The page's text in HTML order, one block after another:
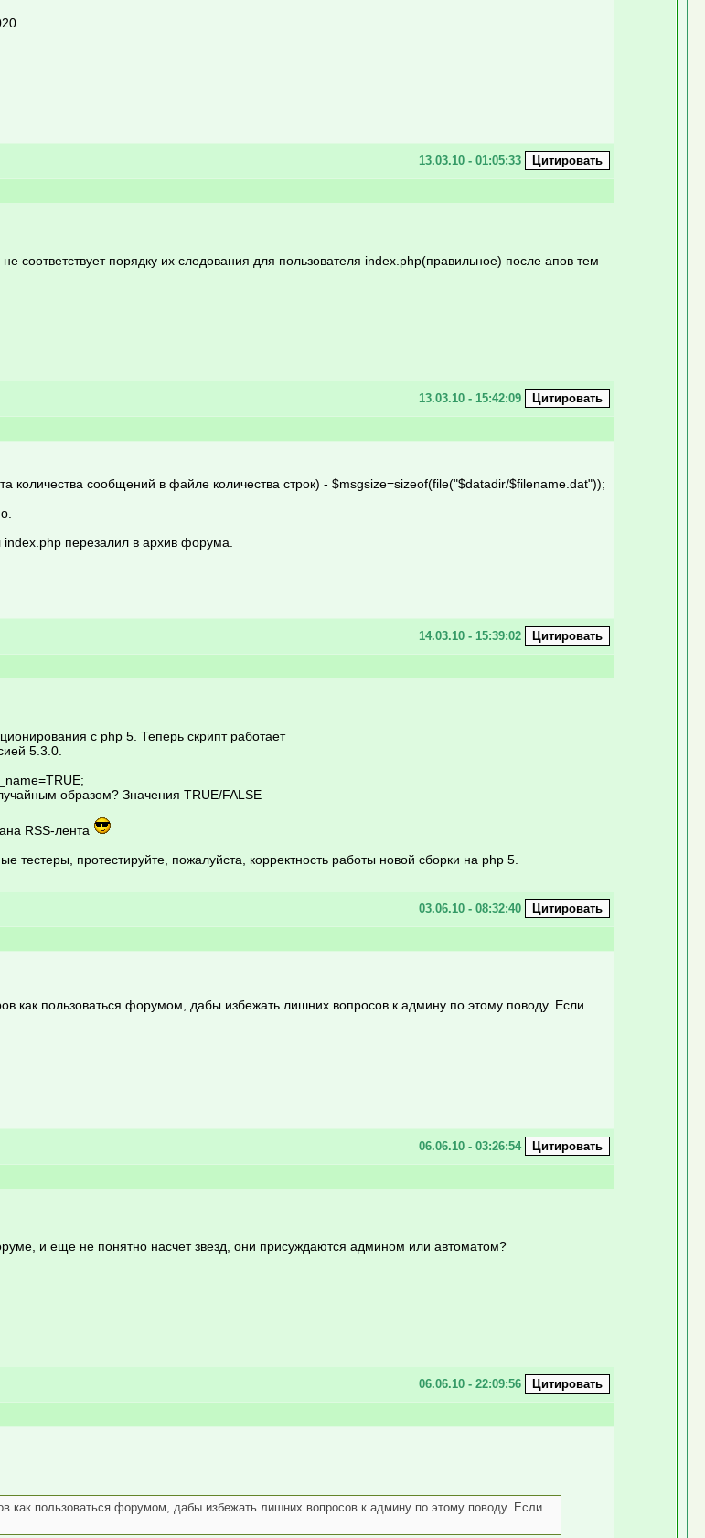
13.03.10 - 01:05:33
соответствует порядку их следования для пользователя index.php(правильное) после апов тем
13.03.10 - 15:42:09
количества сообщений в файле количества строк) - $msgsize=sizeof(file("$datadir/$filename.dat"));
перезалил в архив форума.
14.03.10 - 15:39:02
с php 5. Теперь скрипт работает
5.3.0.
образом? Значения TRUE/FALSE
RSS-лента
протестируйте, пожалуйста, корректность работы новой сборки на php 5.
03.06.10 - 08:32:40
как пользоваться форумом, дабы избежать лишних вопросов к админу по этому поводу. Если
06.06.10 - 03:26:54
и еще не понятно насчет звезд, они присуждаются админом или автоматом?
06.06.10 - 22:09:56
как пользоваться форумом, дабы избежать лишних вопросов к админу по этому поводу. Если